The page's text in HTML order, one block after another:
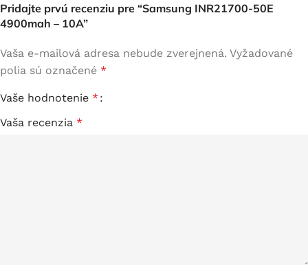
Pridajte prvú recenziu pre “Samsung INR21700-50E
4900mah – 10A”
Vaša e-mailová adresa nebude zverejnená. Vyžadované
polia sú označené *
Vaše hodnotenie *
Vaša recenzia *